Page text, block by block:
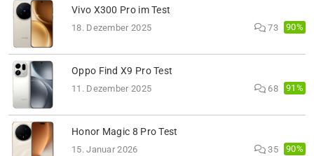
Vivo X300 Pro im Test
18. Dezember 2025 73 90%
Oppo Find X9 Pro Test
11. Dezember 2025 68 91%
Honor Magic 8 Pro Test
15. Januar 2026 35 90%